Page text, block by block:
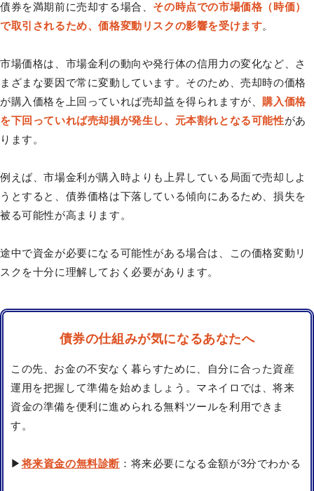
債券を満期前に売却する場合、 その時点での市場価格（時価）
で取引されるため、価格変動リスクの影響を受けます。
市場価格は、市場金利の動向や発行体の信用力の変化など、さ
まざまな要因で常に変動しています。そのため、売却時の価格
が購入価格を上回っていれば売却益を得られますが、 購入価格
を下回っていれば売却損が発生し、元本割れとなる可能性があ
ります。
例えば、市場金利が購入時よりも上昇している局面で売却しよ
うとすると、債券価格は下落している傾向にあるため、損失を
被る可能性が高まります。
途中で資金が必要になる可能性がある場合は、この価格変動リ
スクを十分に理解しておく必要があります。
債券の仕組みが気になるあなたへ
この先、お金の不安なく暮らすために、自分に合った資産
運用を把握して準備を始めましょう。マネイロでは、将来
資金の準備を便利に進められる無料ツールを利用できま
す。
▶将来資金の無料診断 ：将来必要になる金額が3分でわかる